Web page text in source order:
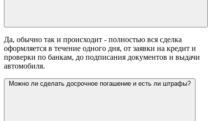
Да, обычно так и происходит - полностью вся сделка
оформляется в течение одного дня, от заявки на кредит и
проверки по банкам, до подписания документов и выдачи
автомобиля.
Можно ли сделать досрочное погашение и есть ли штрафы?